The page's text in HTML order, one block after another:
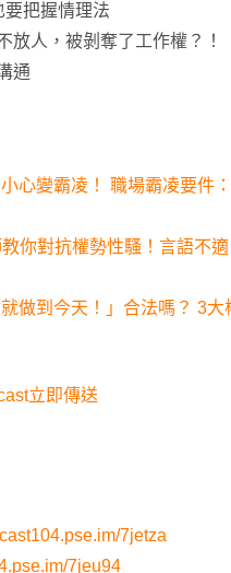
把握情理法
放人，被剝奪了工作權？！
通
心變霸凌！ 職場霸凌要件
你對抗權勢性騷！言語不
做到今天！」合法嗎？ 3
立即傳送
7jetza
7jeu94